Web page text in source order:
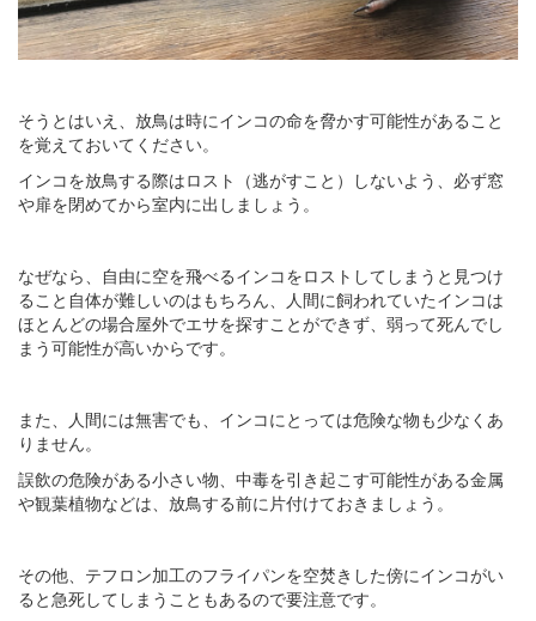
そうとはいえ、放鳥は時にインコの命を脅かす可能性があること
を覚えておいてください。
インコを放鳥する際はロスト（逃がすこと）しないよう、必ず窓
や扉を閉めてから室内に出しましょう。
なぜなら、自由に空を飛べるインコをロストしてしまうと見つけ
ること自体が難しいのはもちろん、人間に飼われていたインコは
ほとんどの場合屋外でエサを探すことができず、弱って死んでし
まう可能性が高いからです。
また、人間には無害でも、インコにとっては危険な物も少なくあ
りません。
誤飲の危険がある小さい物、中毒を引き起こす可能性がある金属
や観葉植物などは、放鳥する前に片付けておきましょう。
その他、テフロン加工のフライパンを空焚きした傍にインコがい
ると急死してしまうこともあるので要注意です。